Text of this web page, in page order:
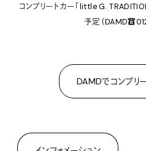
コンプリートカー「little G.
予定（
DAMDでコンプリ